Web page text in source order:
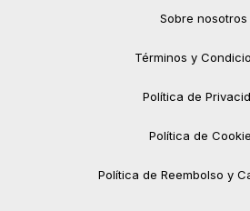
Sobre nosotros
Términos y
Política de
Política de
Política de Reembolso y